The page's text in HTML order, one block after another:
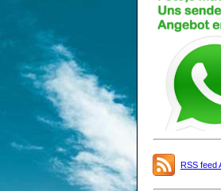
RSS feed